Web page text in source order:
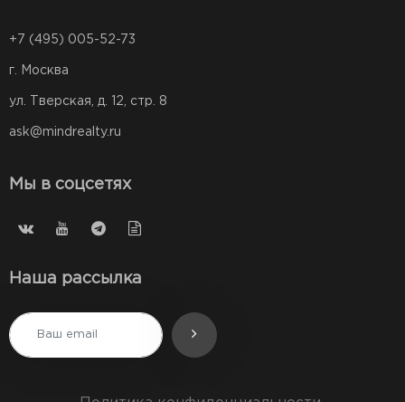
+7 (495) 005-52-73
г. Москва
ул. Тверская, д. 12, стр. 8
ask@mindrealty.ru
Мы в соцсетях
Наша рассылка